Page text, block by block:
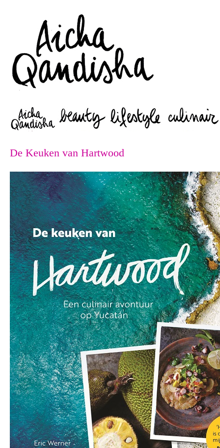
De Keuken van Hartwood